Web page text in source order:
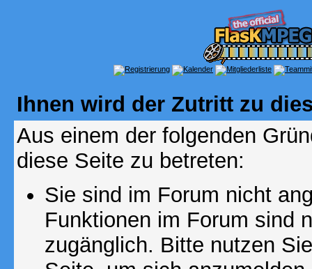
Ihnen wird der Zutritt zu
Aus einem der folgenden
diese Seite zu betreten:
Sie sind im Forum nicht
Funktionen im Forum sind
zugänglich. Bitte nutzen